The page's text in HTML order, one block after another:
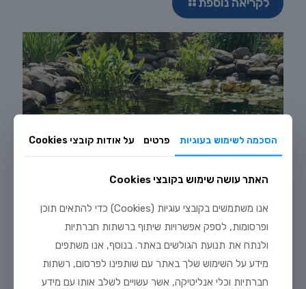
הסכמה לשימוש בעוגיות פרטים על אודות קובצי Cookies
האתר עושה שימוש בקובצי Cookies
אנו משתמשים בקובצי עוגיות (Cookies) כדי להתאים תוכן
ופרסומות, לספק אפשרויות שיתוף ברשתות חברתיות
ולנתח את תנועת הגולשים באתר. בנוסף, אנו משתפים
מידע על השימוש שלך באתר עם שותפינו לפרסום, רשתות
חברתיות וכלי אנליטיקה, אשר עשויים לשלב אותו עם מידע